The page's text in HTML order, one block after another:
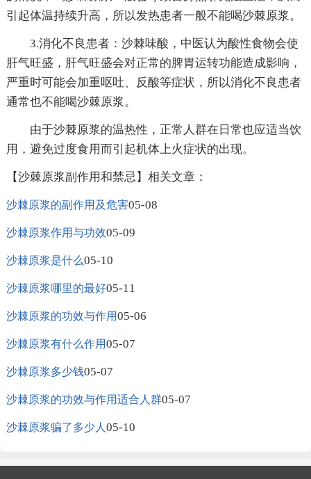
引起体温持续升高，所以发热患者一般不能喝沙棘原浆。
3.消化不良患者：沙棘味酸，中医认为酸性食物会使
肝气旺盛，肝气旺盛会对正常的脾胃运转功能造成影响，
严重时可能会加重呕吐、反酸等症状，所以消化不良患者
通常也不能喝沙棘原浆。
由于沙棘原浆的温热性，正常人群在日常也应适当饮
用，避免过度食用而引起机体上火症状的出现。
【沙棘原浆副作用和禁忌】相关文章：
沙棘原浆的副作用及危害05-08
沙棘原浆作用与功效05-09
沙棘原浆是什么05-10
沙棘原浆哪里的最好05-11
沙棘原浆的功效与作用05-06
沙棘原浆有什么作用05-07
沙棘原浆多少钱05-07
沙棘原浆的功效与作用适合人群05-07
沙棘原浆骗了多少人 05-10